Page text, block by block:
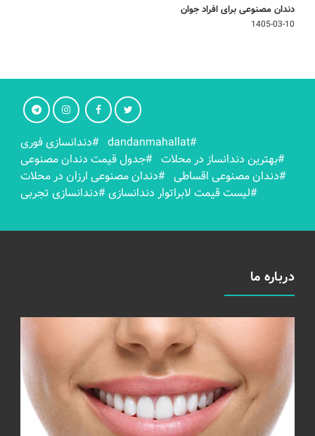
دندان مصنوعی برای افراد جوان
1405-03-10
#dandanmahallat
#دندانسازی فوری
#بهترين دندانساز در محلات #جدول قیمت دندان مصنوعی
#دندان مصنوعی اقساطی #دندان مصنوعی ارزان در محلات
#لیست قیمت لابراتوار دندانسازی#دندانسازی تجربی
درباره ما